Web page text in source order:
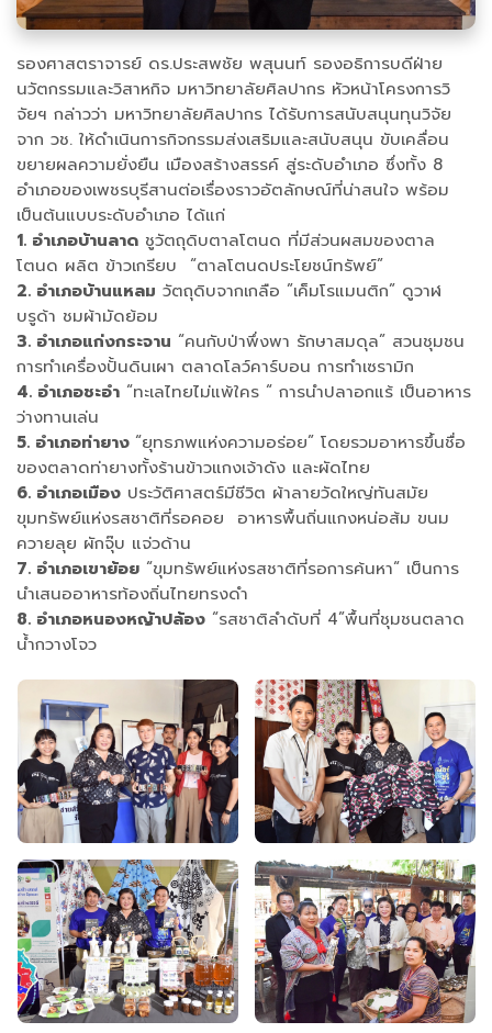
รองศาสตราจารย์ ดร.ประสพชัย พสุนนท์ รองอธิการบดีฝ่าย
นวัตกรรมและวิสาหกิจ มหาวิทยาลัยศิลปากร หัวหน้าโครงการวิ
จัยฯ กล่าวว่า มหาวิทยาลัยศิลปากร ได้รับการสนับสนุนทุนวิจัย
จาก วช. ให้ดำเนินการกิจกรรมส่งเสริมและสนับสนุน ขับเคลื่อน
ขยายผลความยั่งยืน เมืองสร้างสรรค์ สู่ระดับอำเภอ ซึ่งทั้ง 8
อำเภอของเพชรบุรีสานต่อเรื่องราวอัตลักษณ์ที่น่าสนใจ พร้อม
เป็นต้นแบบระดับอำเภอ ได้แก่
1. อำเภอบ้านลาด ชูวัตถุดิบตาลโตนด ที่มีส่วนผสมของตาล
โตนด ผลิต ข้าวเกรียบ “ตาลโตนดประโยชน์ทรัพย์”
2. อำเภอบ้านแหลม วัตถุดิบจากเกลือ ”เค็มโรแมนติก” ดูวาฬ
บรูด้า ชมผ้ามัดย้อม
3. อำเภอแก่งกระจาน “คนกับป่าพึ่งพา รักษาสมดุล” สวนชุมชน
การทำเครื่องปั้นดินเผา ตลาดโลว์คาร์บอน การทำเซรามิก
4. อำเภอชะอำ “ทะเลไทยไม่แพ้ใคร “ การนำปลาอกแร้ เป็นอาหาร
ว่างทานเล่น
5. อำเภอท่ายาง “ยุทธภพแห่งความอร่อย” โดยรวมอาหารขึ้นชื่อ
ของตลาดท่ายางทั้งร้านข้าวแกงเจ้าดัง และผัดไทย
6. อำเภอเมือง ประวัติศาสตร์มีชีวิต ผ้าลายวัดใหญ่ทันสมัย
ขุมทรัพย์แห่งรสชาติที่รอคอย อาหารพื้นถิ่นแกงหน่อส้ม ขนม
ควายลุย ผักจุ๊บ แจ่วด้าน
7. อำเภอเขาย้อย “ขุมทรัพย์แห่งรสชาติที่รอการค้นหา“ เป็นการ
นำเสนออาหารท้องถิ่นไทยทรงดำ
8. อำเภอหนองหญ้าปล้อง “รสชาติลำดับที่ 4”พื้นที่ชุมชนตลาด
น้ำกวางโจว